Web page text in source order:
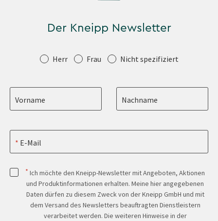
Der Kneipp Newsletter
Anrede Herr Frau Nicht spezifiziert
Vorname Nachname
E-Mail
* Ich möchte den Kneipp-Newsletter mit Angeboten, Aktionen
und Produktinformationen erhalten. Meine hier angegebenen
Daten dürfen zu diesem Zweck von der Kneipp GmbH und mit
dem Versand des Newsletters beauftragten Dienstleistern
verarbeitet werden. Die weiteren Hinweise in der